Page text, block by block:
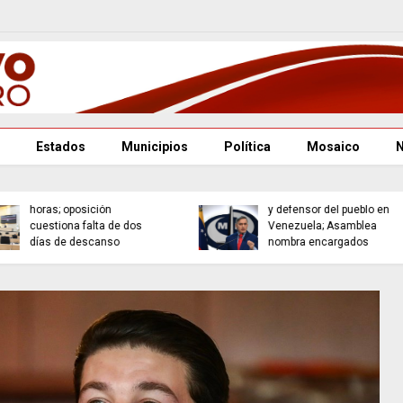
Estados Municipios Política Mosaico
y defensor del pueblo en
Venezuela; Asamblea
nombra encargados
con la Orquesta
Filarmónica
Angelopolitana